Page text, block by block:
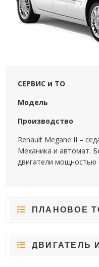
СЕРВИС и ТО
Модель
Производство
Renault Megane II –
Механика и автомат.
двигатели мощностью
ПЛАНОВОЕ
ДВИГАТЕЛЬ